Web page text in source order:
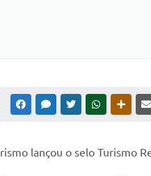
FACEBOOKMESSENGER
TWITTERWHATSAPP
lançou o selo Turismo